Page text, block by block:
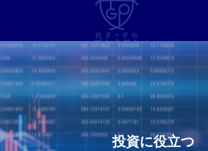
投資に役立つ